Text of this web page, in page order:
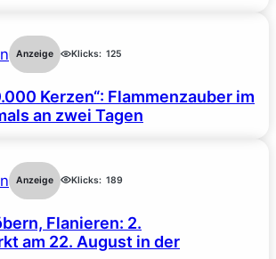
Anzeige Klicks: 125
Kerzen“: Flammenzauber im
an zwei Tagen
Anzeige Klicks: 189
Flanieren: 2.
am 22. August in der